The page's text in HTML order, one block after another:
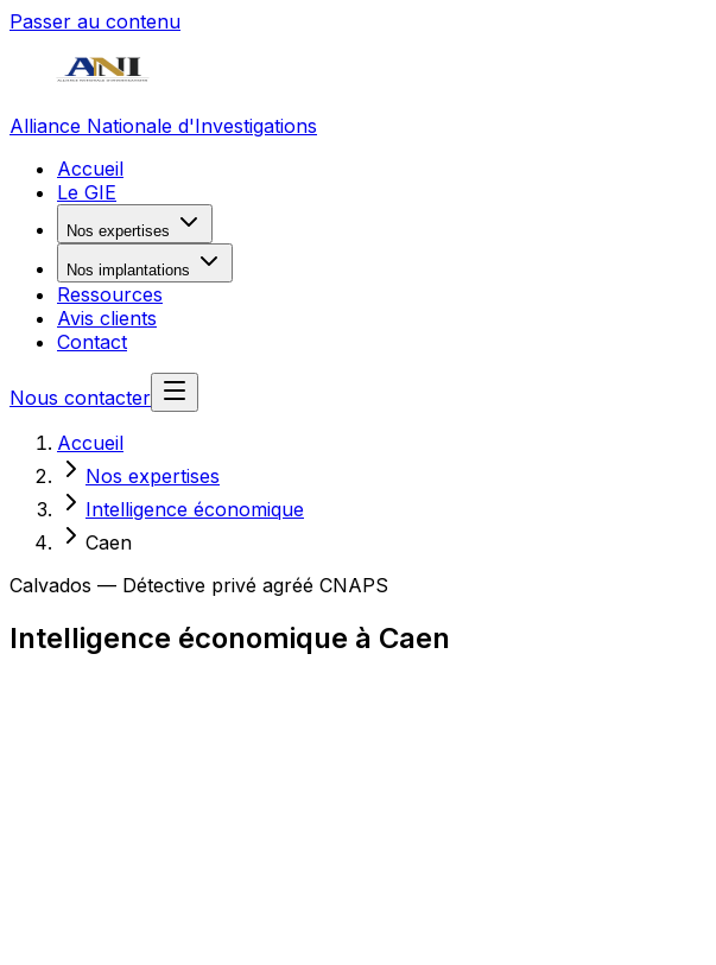
Passer au contenu
Alliance Nationale d'Investigations
Accueil
Le GIE
Nos expertises
Nos implantations
Ressources
Avis clients
Contact
Nous contacter
Accueil
Nos expertises
Intelligence économique
Caen
Calvados — Détective privé agréé CNAPS
Intelligence économique à Caen